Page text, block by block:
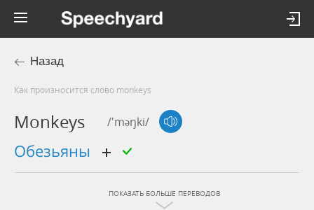
Назад
Как произносится слово monkeys
Monkeys /'məŋki/
обезьяны
ПОКАЗАТЬ БОЛЬШЕ ПЕРЕВОДОВ